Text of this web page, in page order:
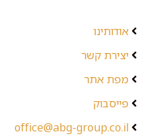
אודותינו
יצירת קשר
מפת אתר
פייסבוק
office@abg-group.co.il